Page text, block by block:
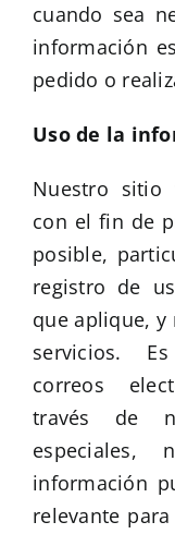
cuando sea
información
pedido o
Uso de la
Nuestro sitio
con el fin de
posible,
registro de
que aplique,
servicios. Es
correos
través de
especiales,
información
relevante